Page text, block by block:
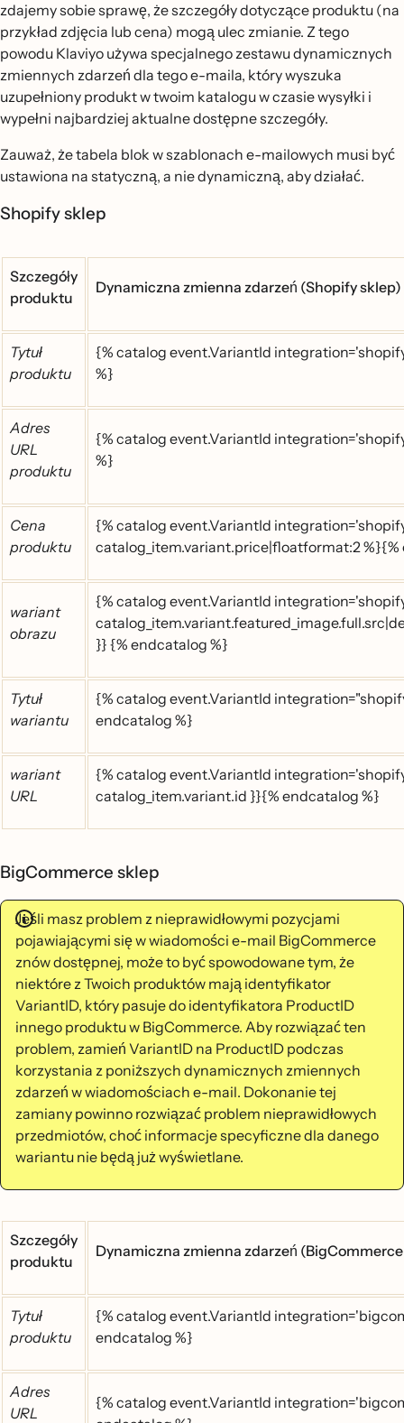
zdajemy sobie sprawę, że szczegóły dotyczące produktu (na
przykład zdjęcia lub cena) mogą ulec zmianie. Z tego
powodu Klaviyo używa specjalnego zestawu dynamicznych
zmiennych zdarzeń dla tego e-maila, który wyszuka
uzupełniony produkt w twoim katalogu w czasie wysyłki i
wypełni najbardziej aktualne dostępne szczegóły.
Zauważ, że tabela blok w szablonach e-mailowych musi być
ustawiona na statyczną, a nie dynamiczną, aby działać.
Shopify sklep
Szczegóły
produktu
Dynamiczna zmienna zdarzeń (Shopify sklep)
Tytuł
produktu
{% catalog event.VariantId
%}
Adres
URL
produktu
{% catalog event.VariantId
%}
Cena
produktu
{% catalog event.VariantId
catalog_item.variant.price|floatformat:2 %}{%
wariant
obrazu
{% catalog event.VariantId
}} {% endcatalog %}
Tytuł
wariantu
{% catalog event.VariantId
endcatalog %}
wariant
URL
{% catalog event.VariantId
catalog_item.variant.id }}{% endcatalog %}
BigCommerce sklep
Jeśli masz problem z nieprawidłowymi pozycjami
pojawiającymi się w wiadomości e-mail BigCommerce
znów dostępnej, może to być spowodowane tym, że
niektóre z Twoich produktów mają identyfikator
VariantID, który pasuje do identyfikatora ProductID
innego produktu w BigCommerce. Aby rozwiązać ten
problem, zamień VariantID na ProductID podczas
korzystania z poniższych dynamicznych zmiennych
zdarzeń w wiadomościach e-mail. Dokonanie tej
zamiany powinno rozwiązać problem nieprawidłowych
przedmiotów, choć informacje specyficzne dla danego
wariantu nie będą już wyświetlane.
Szczegóły
produktu
Dynamiczna zmienna zdarzeń
Tytuł
produktu
{% catalog event.VariantId
endcatalog %}
Adres
URL
{% catalog event.VariantId